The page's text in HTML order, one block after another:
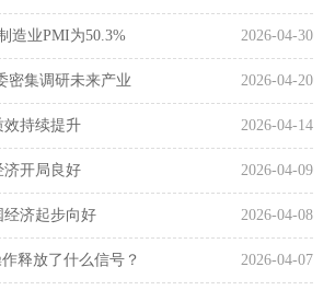
2026-04-30
造业PMI为50.3%
2026-04-20
密集调研未来产业
2026-04-14
效持续提升
2026-04-09
济开局良好
2026-04-08
济起步向好
2026-04-07
释放了什么信号？